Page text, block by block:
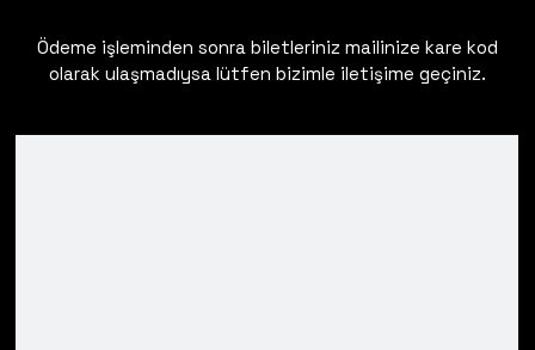
Ödeme işleminden sonra biletleriniz mailinize kare kod
olarak ulaşmadıysa lütfen bizimle iletişime geçiniz.